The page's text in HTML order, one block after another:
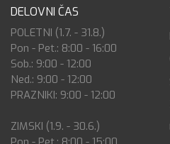
DELOVNI ČAS
POLETNI (1.7. - 31.8.)
Pon - Pet.: 8:00 - 16:00
Sob.: 9:00 - 12:00
Ned.: 9:00 - 12:00
PRAZNIKI: 9:00 - 12:00
ZIMSKI (1.9. - 30.6.)